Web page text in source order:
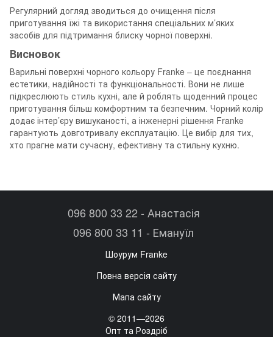
Регулярний догляд зводиться до очищення після
приготування їжі та використання спеціальних м’яких
засобів для підтримання блиску чорної поверхні.
Висновок
Варильні поверхні чорного кольору Franke – це поєднання
естетики, надійності та функціональності. Вони не лише
підкреслюють стиль кухні, але й роблять щоденний процес
приготування більш комфортним та безпечним. Чорний колір
додає інтер’єру вишуканості, а інженерні рішення Franke
гарантують довготривалу експлуатацію. Це вибір для тих,
хто прагне мати сучасну, ефективну та стильну кухню.
096 800 33 22 - Анастасія
096 800 33 11 - Емануїл
Шоурум Franke
Повна версія сайту
Мапа сайту
© 2011—2026
Опт та Роздріб